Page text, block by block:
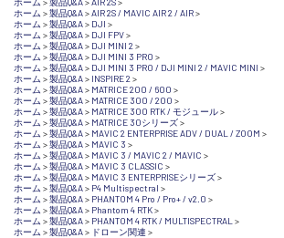
カメラ・スタビライザー
業務用ドローン・業務関連製品
水中ドローン(ROV)・水中スクーター
RC・ロボット部品
ホーム >製品Q&A>AIR 2S / MAVIC AIR 2 / AIR>
ホーム >製品Q&A> DJI >
ホーム >製品Q&A> DJI FPV>
ホーム >製品Q&A> DJI MINI 2 >
ホーム >製品Q&A> DJI MINI 3 PRO >
ホーム >製品Q&A> DJI MINI 3 PRO / DJI MINI 2 / MAVIC MINI >
ホーム >製品Q&A> INSPIRE 2 >
ホーム >製品Q&A> MATRICE 200 / 600 >
ホーム >製品Q&A> MATRICE 300 / 200 >
ホーム >製品Q&A> MATRICE 300 RTK / モジュール>
ホーム >製品Q&A> MATRICE 30シリーズ>
ホーム >製品Q&A> MAVIC 2 ENTERPRISE ADV / DUAL / ZOOM >
ホーム >製品Q&A> MAVIC 3 >
ホーム >製品Q&A> MAVIC 3 / MAVIC 2 / MAVIC >
ホーム >製品Q&A> MAVIC 3 CLASSIC >
ホーム >製品Q&A> MAVIC 3 ENTERPRISEシリーズ>
ホーム >製品Q&A> P4 Multispectral >
ホーム >製品Q&A> PHANTOM 4 Pro / Pro+ / v2.0 >
ホーム >製品Q&A> Phantom 4 RTK>
ホーム >製品Q&A> PHANTOM 4 RTK / MULTISPECTRAL >
ホーム >製品Q&A> ドローン関連 >